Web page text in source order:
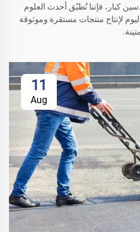
كبار، فإننا نُطبّق أحدث العلوم
لإنتاج منتجات مستقرة وموثوقة
11
Aug